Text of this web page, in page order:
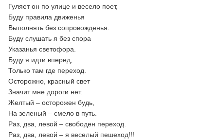
Гуляет он по улице и весело поет,
Буду правила движенья
Выполнять без сопровожденья.
Буду слушать я без спора
Указанья светофора.
Буду я идти вперед,
Только там где переход.
Осторожно, красный свет
Значит мне дороги нет.
Желтый – осторожен будь,
На зеленый – смело в путь.
Раз, два, левой – свободен переход.
Раз, два, левой – я веселый пешеход!!!